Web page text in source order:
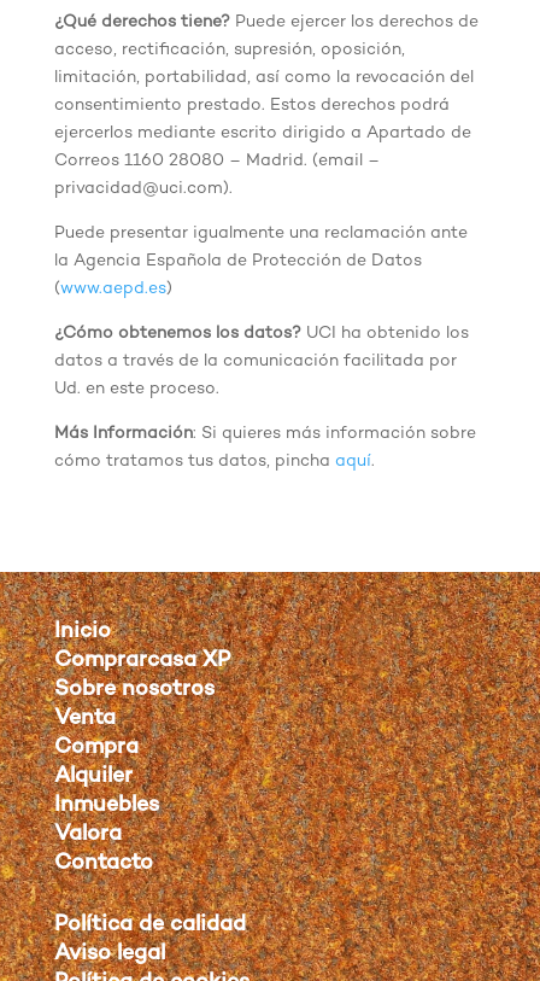
¿Qué derechos tiene?Puede ejercer los derechos de
acceso, rectificación, supresión, oposición,
limitación, portabilidad, así como la revocación del
consentimiento prestado. Estos derechos podrá
ejercerlos mediante escrito dirigido a Apartado de
Correos 1160 28080 – Madrid. (email –
privacidad@uci.com).
Puede presentar igualmente una reclamación ante
la Agencia Española de Protección de Datos
(www.aepd.es)
¿Cómo obtenemos los datos?UCI ha obtenido los
datos a través de la comunicación facilitada por
Ud. en este proceso.
Más Información: Si quieres más información sobre
cómo tratamos tus datos, pincha aquí.
Inicio
Comprarcasa XP
Sobre nosotros
Venta
Compra
Alquiler
Inmuebles
Valora
Contacto
Política de calidad
Aviso legal